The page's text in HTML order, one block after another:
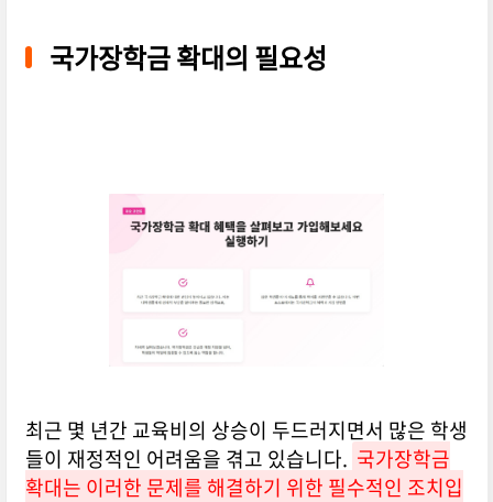
국가장학금 확대의 필요성
최근 몇 년간 교육비의 상승이 두드러지면서 많은 학생
들이 재정적인 어려움을 겪고 있습니다. 국가장학금
확대는 이러한 문제를 해결하기 위한 필수적인 조치입